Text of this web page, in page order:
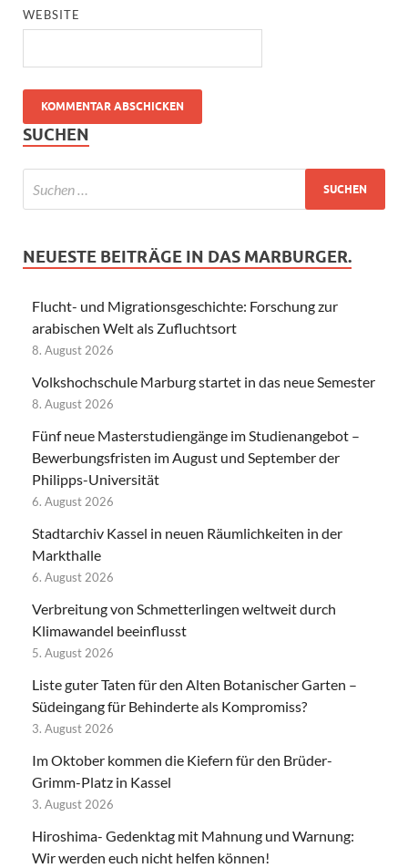
WEBSITE
SUCHEN
NEUESTE BEITRÄGE IN DAS MARBURGER.
Flucht- und Migrationsgeschichte: Forschung zur
arabischen Welt als Zufluchtsort
8. August 2026
Volkshochschule Marburg startet in das neue Semester
8. August 2026
Fünf neue Masterstudiengänge im Studienangebot –
Bewerbungsfristen im August und September der
Philipps-Universität
6. August 2026
Stadtarchiv Kassel in neuen Räumlichkeiten in der
Markthalle
6. August 2026
Verbreitung von Schmetterlingen weltweit durch
Klimawandel beeinflusst
5. August 2026
Liste guter Taten für den Alten Botanischer Garten –
Südeingang für Behinderte als Kompromiss?
3. August 2026
Im Oktober kommen die Kiefern für den Brüder-
Grimm-Platz in Kassel
3. August 2026
Hiroshima- Gedenktag mit Mahnung und Warnung:
Wir werden euch nicht helfen können!